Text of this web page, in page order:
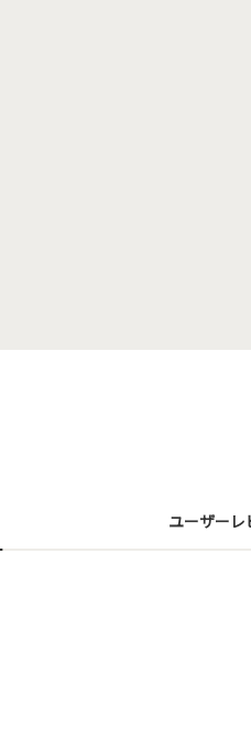
ユーザーレ